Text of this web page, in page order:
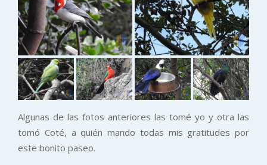
Algunas de las fotos anteriores las tomé yo y otra las
tomó Coté, a quién mando todas mis gratitudes por
este bonito paseo.